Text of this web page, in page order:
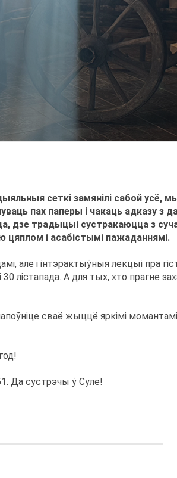
сеткі замянілі сабой усё,
пах паперы і чакаць адказу з
дзе традыцыі сустракаюцца з
цяплом і асабістымі пажаданнямі.
але і інтэрактыўныя лекцыі пра
лістапада. А для тых, хто прагне
сваё жыццё яркімі
Да сустрэчы ў Суле!